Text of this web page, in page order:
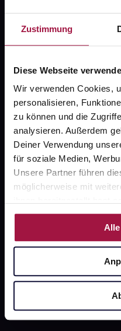
Zustimmung
Diese Webseite
Wir verwenden Cookies,
personalisieren,
zu können und die
analysieren. Außerdem
Deiner Verwendung
für soziale Medien,
Unsere Partner führen
möglicherweise mit
Nutzung der Dienste
Fragen zu
Kontakt
FAQ
Widerrufsformular
gesund.de
Über uns
Karriere